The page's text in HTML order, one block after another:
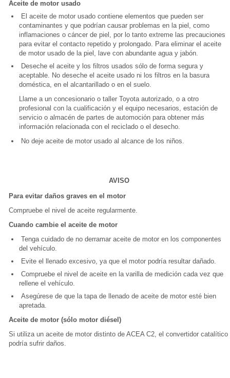
Aceite de motor usado
El aceite de motor usado contiene elementos que pueden ser
contaminantes y que podrían causar problemas en la piel, como
inflamaciones o cáncer de piel, por lo tanto extreme las precauciones
para evitar el contacto repetido y prolongado. Para eliminar el aceite
de motor usado de la piel, lave con abundante agua y jabón.
Deseche el aceite y los filtros usados sólo de forma segura y
aceptable. No deseche el aceite usado ni los filtros en la basura
doméstica, en el alcantarillado o en el suelo.
Llame a un concesionario o taller Toyota autorizado, o a otro
profesional con la cualificación y el equipo necesarios, estación de
servicio o almacén de partes de automoción para obtener más
información relacionada con el reciclado o el desecho.
No deje aceite de motor usado al alcance de los niños.
AVISO
Para evitar daños graves en el motor
Compruebe el nivel de aceite regularmente.
Cuando cambie el aceite de motor
Tenga cuidado de no derramar aceite de motor en los componentes
del vehículo.
Evite el llenado excesivo, ya que el motor podría resultar dañado.
Compruebe el nivel de aceite en la varilla de medición cada vez que
rellene el vehículo.
Asegúrese de que la tapa de llenado de aceite de motor esté bien
apretada.
Aceite de motor (sólo motor diésel)
Si utiliza un aceite de motor distinto de ACEA C2, el convertidor catalítico
podría sufrir daños.